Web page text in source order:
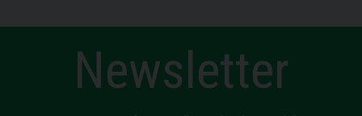
Newsletter